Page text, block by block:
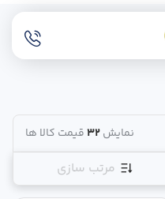
نمایش32قیمت کالا ها
مرتب سازی